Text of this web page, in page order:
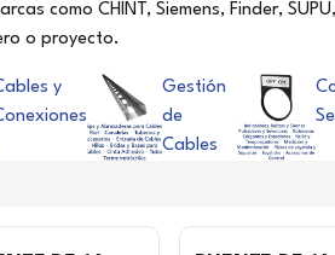
como CHINT, Siemens, Finder,
o proyecto.
y
Gestión
de
Cables